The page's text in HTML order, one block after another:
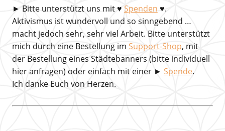
► Bitte unterstützt uns mit♥ Spenden ♥.
Aktivismus ist wundervoll und so sinngebend …
macht jedoch sehr, sehr viel Arbeit. Bitte unterstützt
mich durch eine Bestellung im Support-Shop, mit
der Bestellung eines Städtebanners (bitte individuell
hier anfragen) oder einfach mit einer ► Spende.
Ich danke Euch von Herzen.